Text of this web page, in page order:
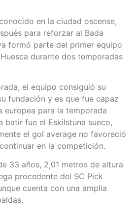
en la ciudad oscense,
para reforzar al Bada
formó parte del primer equipo
durante dos temporadas
el equipo consiguió su
fundación y es que fue capaz
europea para la temporada
batir fue el Eskilstuna sueco,
el gol average no favoreció
en la competición.
33 años, 2,01 metros de altura
procedente del SC Pick
cuenta con una amplia